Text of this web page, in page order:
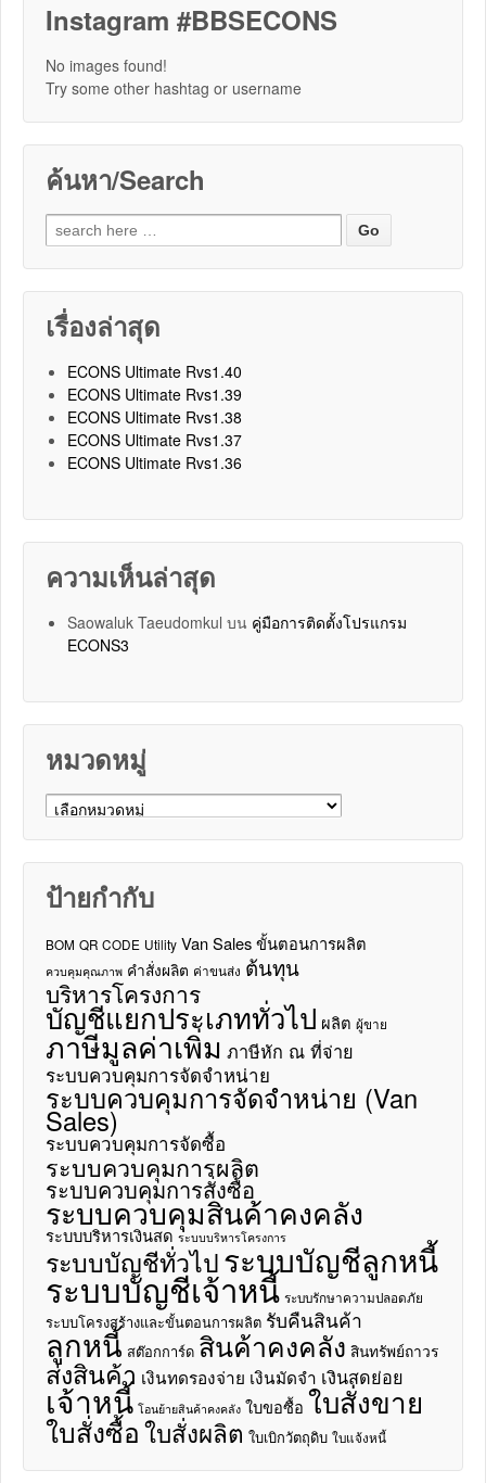
Instagram #BBSECONS
No images found!
Try some other hashtag or username
ค้นหา/Search
Search for:
เรื่องล่าสุด
ECONS Ultimate Rvs1.40
ECONS Ultimate Rvs1.39
ECONS Ultimate Rvs1.38
ECONS Ultimate Rvs1.37
ECONS Ultimate Rvs1.36
ความเห็นล่าสุด
Saowaluk Taeudomkul บน คู่มือการติดตั้งโปรแกรม
ECONS3
หมวดหมู่
หมวดหมู่
ป้ายกำกับ
BOM QR CODE Utility Van Salesขั้นตอนการผลิต
ควบคุมคุณภาพ คำสั่งผลิต ค่าขนส่ง ต้นทุน
บริหารโครงการ
บัญชีแยกประเภททั่วไป ผลิต ผู้ขาย
ภาษีมูลค่าเพิ่ม ภาษีหัก ณ ที่จ่าย
ระบบควบคุมการจัดจำหน่าย
ระบบควบคุมการจัดจำหน่าย (Van
Sales)
ระบบควบคุมการจัดซื้อ
ระบบควบคุมการผลิต
ระบบควบคุมการสั่งซื้อ
ระบบควบคุมสินค้าคงคลัง
ระบบบริหารเงินสด ระบบบริหารโครงการ
ระบบบัญชีทั่วไประบบบัญชีลูกหนี้
ระบบบัญชีเจ้าหนี้ ระบบรักษาความปลอดภัย
ระบบโครงสร้างและขั้นตอนการผลิต รับคืนสินค้า
ลูกหนี้ สต๊อกการ์ด สินค้าคงคลัง สินทรัพย์ถาวร
ส่งสินค้า เงินทดรองจ่าย เงินมัดจำ เงินสดย่อย
เจ้าหนี้ โอนย้ายสินค้าคงคลัง ใบขอซื้อ ใบสั่งขาย
ใบสั่งซื้อใบสั่งผลิต ใบเบิกวัตถุดิบ ใบแจ้งหนี้